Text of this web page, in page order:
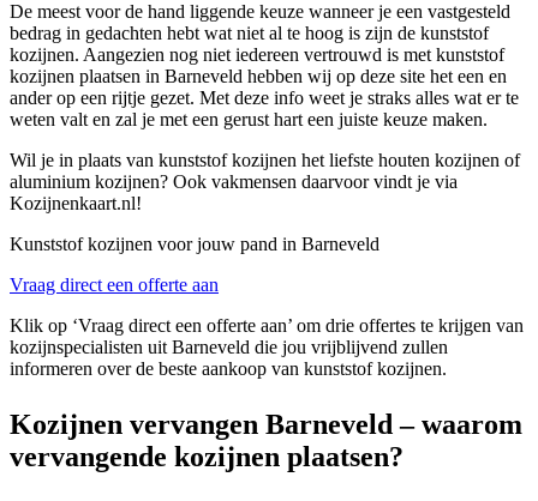
De meest voor de hand liggende keuze wanneer je een vastgesteld
bedrag in gedachten hebt wat niet al te hoog is zijn de kunststof
kozijnen. Aangezien nog niet iedereen vertrouwd is met kunststof
kozijnen plaatsen in Barneveld hebben wij op deze site het een en
ander op een rijtje gezet. Met deze info weet je straks alles wat er te
weten valt en zal je met een gerust hart een juiste keuze maken.
Wil je in plaats van kunststof kozijnen het liefste houten kozijnen of
aluminium kozijnen? Ook vakmensen daarvoor vindt je via
Kozijnenkaart.nl!
Kunststof kozijnen voor jouw pand in Barneveld
Vraag direct een offerte aan
Klik op ‘Vraag direct een offerte aan’ om drie offertes te krijgen van
kozijnspecialisten uit Barneveld die jou vrijblijvend zullen
informeren over de beste aankoop van kunststof kozijnen.
Kozijnen vervangen Barneveld – waarom
vervangende kozijnen plaatsen?